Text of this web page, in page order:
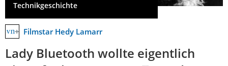
Technikgeschichte
Filmstar Hedy Lamarr
Lady Bluetooth wollte eigentlich